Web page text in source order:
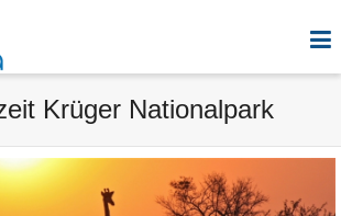
Krüger Nationalpark